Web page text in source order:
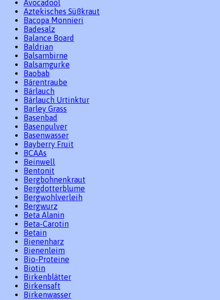
Avocadoöl
Aztekisches Süßkraut
Bacopa Monnieri
Badesalz
Balance Board
Baldrian
Balsambirne
Balsamgurke
Baobab
Bärentraube
Bärlauch
Bärlauch Urtinktur
Barley Grass
Basenbad
Basenpulver
Basenwasser
Bayberry Fruit
BCAAs
Beinwell
Bentonit
Bergbohnenkraut
Bergdotterblume
Bergwohlverleih
Bergwurz
Beta Alanin
Beta-Carotin
Betain
Bienenharz
Bienenleim
Bio-Proteine
Biotin
Birkenblätter
Birkensaft
Birkenwasser